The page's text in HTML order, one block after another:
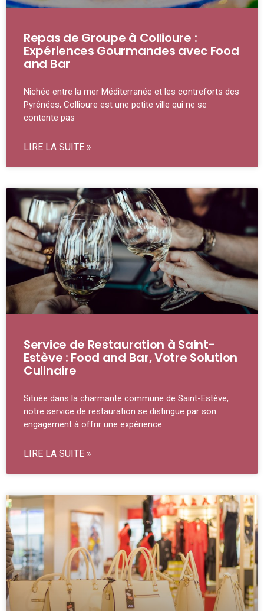
Repas de Groupe à Collioure :
Expériences Gourmandes avec Food
and Bar
Nichée entre la mer Méditerranée et les contreforts des
Pyrénées, Collioure est une petite ville qui ne se
contente pas
LIRE LA SUITE »
Service de Restauration à Saint-
Estève : Food and Bar, Votre Solution
Culinaire
Située dans la charmante commune de Saint-Estève,
notre service de restauration se distingue par son
engagement à offrir une expérience
LIRE LA SUITE »